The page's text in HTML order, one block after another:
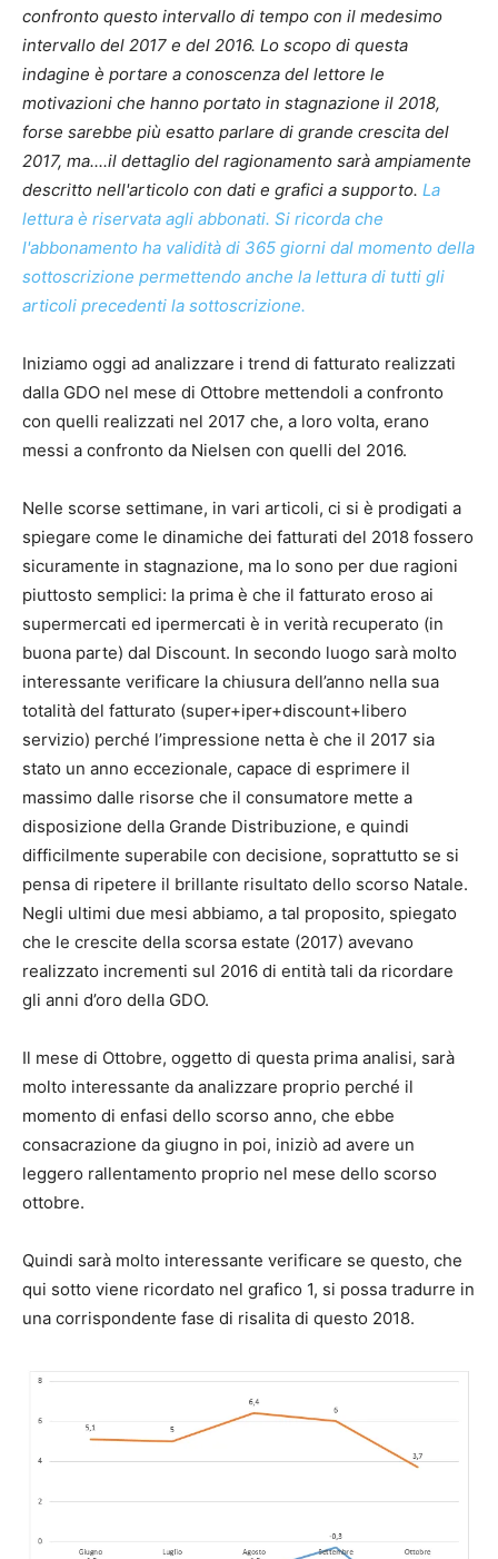
confronto questo intervallo di tempo con il medesimo
intervallo del 2017 e del 2016. Lo scopo di questa
indagine è portare a conoscenza del lettore le
motivazioni che hanno portato in stagnazione il 2018,
forse sarebbe più esatto parlare di grande crescita del
2017, ma....il dettaglio del ragionamento sarà ampiamente
descritto nell'articolo con dati e grafici a supporto. La
lettura è riservata agli abbonati. Si ricorda che
l'abbonamento ha validità di 365 giorni dal momento della
sottoscrizione permettendo anche la lettura di tutti gli
articoli precedenti la sottoscrizione.
Iniziamo oggi ad analizzare i trend di fatturato realizzati
dalla GDO nel mese di Ottobre mettendoli a confronto
con quelli realizzati nel 2017 che, a loro volta, erano
messi a confronto da Nielsen con quelli del 2016.
Nelle scorse settimane, in vari articoli, ci si è prodigati a
spiegare come le dinamiche dei fatturati del 2018 fossero
sicuramente in stagnazione, ma lo sono per due ragioni
piuttosto semplici: la prima è che il fatturato eroso ai
supermercati ed ipermercati è in verità recuperato (in
buona parte) dal Discount. In secondo luogo sarà molto
interessante verificare la chiusura dell’anno nella sua
totalità del fatturato (super+iper+discount+libero
servizio) perché l’impressione netta è che il 2017 sia
stato un anno eccezionale, capace di esprimere il
massimo dalle risorse che il consumatore mette a
disposizione della Grande Distribuzione, e quindi
difficilmente superabile con decisione, soprattutto se si
pensa di ripetere il brillante risultato dello scorso Natale.
Negli ultimi due mesi abbiamo, a tal proposito, spiegato
che le crescite della scorsa estate (2017) avevano
realizzato incrementi sul 2016 di entità tali da ricordare
gli anni d’oro della GDO.
Il mese di Ottobre, oggetto di questa prima analisi, sarà
molto interessante da analizzare proprio perché il
momento di enfasi dello scorso anno, che ebbe
consacrazione da giugno in poi, iniziò ad avere un
leggero rallentamento proprio nel mese dello scorso
ottobre.
Quindi sarà molto interessante verificare se questo, che
qui sotto viene ricordato nel grafico 1, si possa tradurre in
una corrispondente fase di risalita di questo 2018.